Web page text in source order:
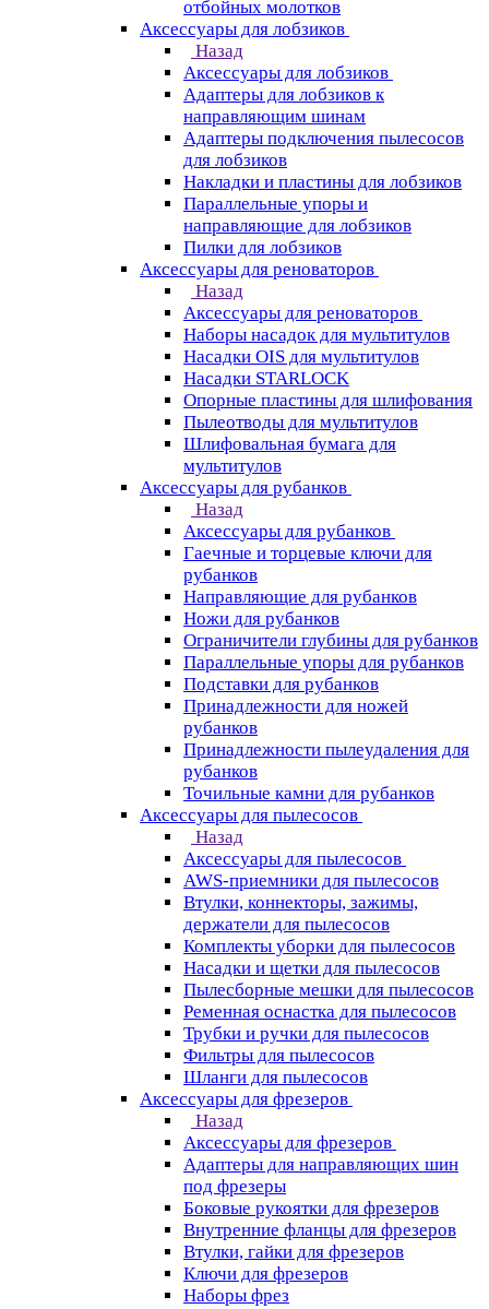
отбойных молотков
Аксессуары для лобзиков
Назад
Аксессуары для лобзиков
Адаптеры для лобзиков к
направляющим шинам
Адаптеры подключения пылесосов
для лобзиков
Накладки и пластины для лобзиков
Параллельные упоры и
направляющие для лобзиков
Пилки для лобзиков
Аксессуары для реноваторов
Назад
Аксессуары для реноваторов
Наборы насадок для мультитулов
Насадки OIS для мультитулов
Насадки STARLOCK
Опорные пластины для шлифования
Пылеотводы для мультитулов
Шлифовальная бумага для
мультитулов
Аксессуары для рубанков
Назад
Аксессуары для рубанков
Гаечные и торцевые ключи для
рубанков
Направляющие для рубанков
Ножи для рубанков
Ограничители глубины для рубанков
Параллельные упоры для рубанков
Подставки для рубанков
Принадлежности для ножей
рубанков
Принадлежности пылеудаления для
рубанков
Точильные камни для рубанков
Аксессуары для пылесосов
Назад
Аксессуары для пылесосов
AWS-приемники для пылесосов
Втулки, коннекторы, зажимы,
держатели для пылесосов
Комплекты уборки для пылесосов
Насадки и щетки для пылесосов
Пылесборные мешки для пылесосов
Ременная оснастка для пылесосов
Трубки и ручки для пылесосов
Фильтры для пылесосов
Шланги для пылесосов
Аксессуары для фрезеров
Назад
Аксессуары для фрезеров
Адаптеры для направляющих шин
под фрезеры
Боковые рукоятки для фрезеров
Внутренние фланцы для фрезеров
Втулки, гайки для фрезеров
Ключи для фрезеров
Наборы фрез